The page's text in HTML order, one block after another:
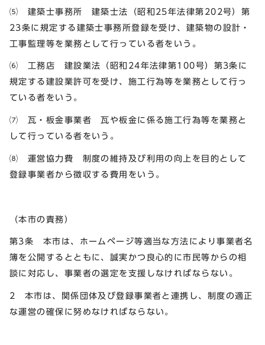
⑸ 建築士事務所 建築士法（昭和25年法律第202号）第
23条に規定する建築士事務所登録を受け、建築物の設計・
工事監理等を業務として行っている者をいう。
⑹ 工務店 建設業法（昭和24年法律第100号）第3条に
規定する建設業許可を受け、施工行為等を業務として行っ
ている者をいう。
⑺ 瓦・板金事業者 瓦や板金に係る施工行為等を業務と
して行っている者をいう。
⑻ 運営協力費 制度の維持及び利用の向上を目的として
登録事業者から徴収する費用をいう。
（本市の責務）
第3条 本市は、ホームページ等適当な方法により事業者名
簿を公開するとともに、誠実かつ良心的に市民等からの相
談に対応し、事業者の選定を支援しなければならない。
2 本市は、関係団体及び登録事業者と連携し、制度の適正
な運営の確保に努めなければならない。